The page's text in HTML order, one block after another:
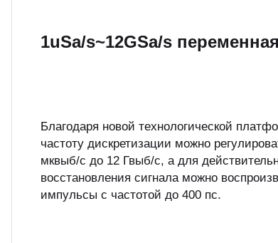
1uSa/s~12GSa/s
Благодаря новой технологической
частоту дискретизации можно
мквыб/с до 12 Гвыб/с, а для
восстановления сигнала можно
импульсы с частотой до 400 пс.